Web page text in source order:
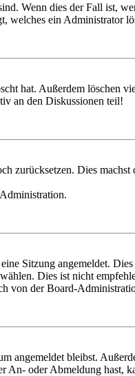
Wenn dies der Fall ist,
welches ein Administrator
hat. Außerdem löschen
an den Diskussionen teil!
zurücksetzen. Dies
Sitzung angemeldet.
Dies ist nicht
von der Board-
angemeldet bleibst.
An- oder Abmeldung hast,